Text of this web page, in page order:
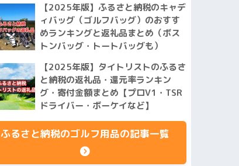
【2025年版】ふるさと納税のキャデ
ィバッグ（ゴルフバッグ）のおすす
めランキングと返礼品まとめ（ボス
トンバッグ・トートバッグも）
【2025年版】タイトリストのふるさ
と納税の返礼品・還元率ランキン
グ・寄付金額まとめ【プロV1・TSR
ドライバー・ボーケイなど】
ふるさと納税のゴルフ用品の記事一覧